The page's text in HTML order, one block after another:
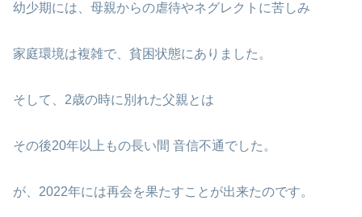
幼少期には、母親からの虐待やネグレクトに苦しみ
家庭環境は複雑で、貧困状態にありました。
そして、2歳の時に別れた父親とは
その後20年以上もの長い間 音信不通でした。
が、2022年には再会を果たすことが出来たのです。